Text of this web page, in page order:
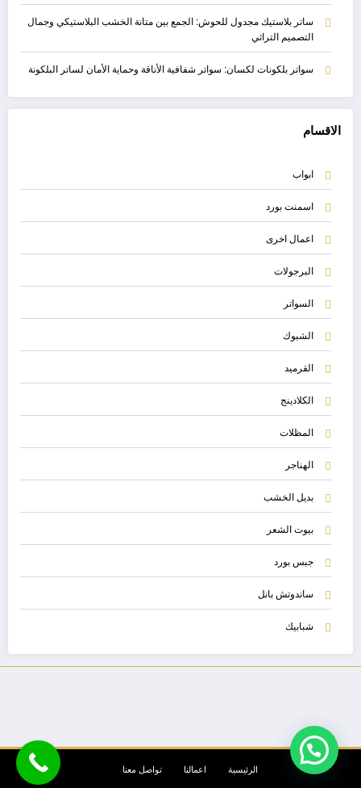
ساتر بلاستيك مجدول للحوش: الجمع بين متانة الخشب البلاستيكي وجمال
التصميم التراثي
سواتر بلكونات لكسان: سواتر شفافية الأناقة وحماية الأمان لساتر البلكونة
الاقسام
ابواب
اسمنت بورد
اعمال اخرى
البرجولات
السواتر
الشبوك
القرميد
الكلادينج
المظلات
الهناجر
بديل الخشب
بيوت الشعر
جبس بورد
ساندوتش بانل
شبابيك
الرئيسية اعمالنا تواصل معنا